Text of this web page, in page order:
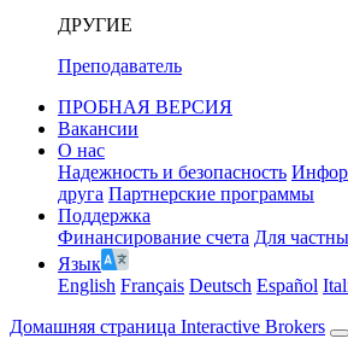
ДРУГИЕ
Преподаватель
ПРОБНАЯ ВЕРСИЯ
Вакансии
О нас
Надежность и безопасность
друга Партнерские программы
Поддержка
Финансирование счета Для
Язык
English Français Deutsch Español
Домашняя страница Interactive Brokers